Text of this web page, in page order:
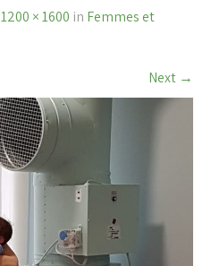
1200 × 1600 in Femmes et
Next →